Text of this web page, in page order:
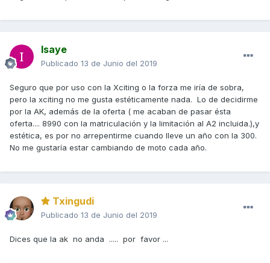
Isaye
Publicado 13 de Junio del 2019
Seguro que por uso con la Xciting o la forza me iría de sobra,
pero la xciting no me gusta estéticamente nada. Lo de decidirme
por la AK, además de la oferta ( me acaban de pasar ésta
oferta.... 8990 con la matriculación y la limitación al A2 incluida.),y
estética, es por no arrepentirme cuando lleve un año con la 300.
No me gustaría estar cambiando de moto cada año.
Txingudi
Publicado 13 de Junio del 2019
Dices que la ak no anda ..... por favor ...